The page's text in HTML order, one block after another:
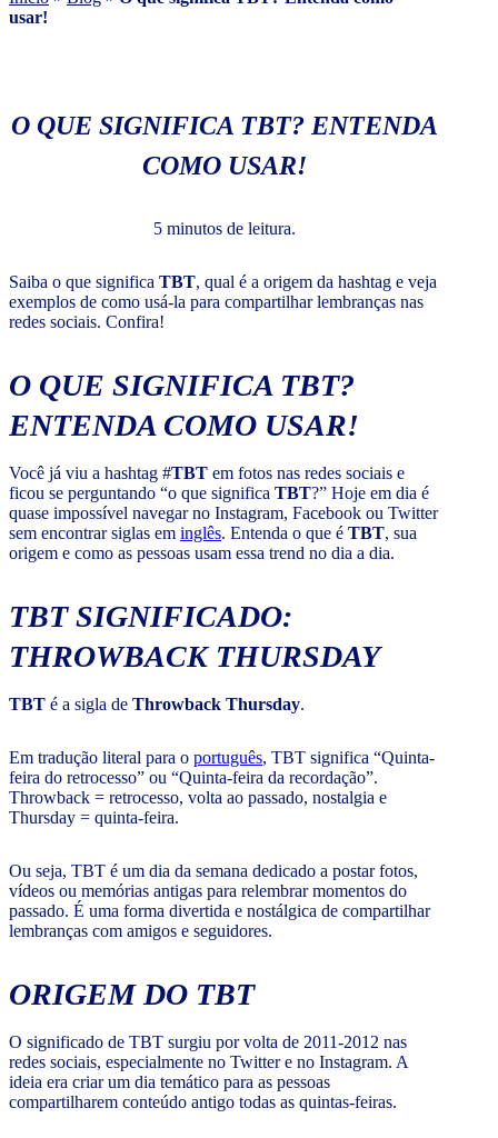
usar!
O QUE SIGNIFICA TBT? ENTENDA
COMO USAR!
5 minutos de leitura.
Saiba o que significa TBT, qual é a origem da hashtag e veja
exemplos de como usá-la para compartilhar lembranças nas
redes sociais. Confira!
O QUE SIGNIFICA TBT?
ENTENDA COMO USAR!
Você já viu a hashtag #TBT em fotos nas redes sociais e
ficou se perguntando “o que significa TBT?” Hoje em dia é
quase impossível navegar no Instagram, Facebook ou Twitter
sem encontrar siglas em inglês. Entenda o que é TBT, sua
origem e como as pessoas usam essa trend no dia a dia.
TBT SIGNIFICADO:
THROWBACK THURSDAY
TBT é a sigla de Throwback Thursday.
Em tradução literal para o português, TBT significa “Quinta-
feira do retrocesso” ou “Quinta-feira da recordação”.
Throwback = retrocesso, volta ao passado, nostalgia e
Thursday = quinta-feira.
Ou seja, TBT é um dia da semana dedicado a postar fotos,
vídeos ou memórias antigas para relembrar momentos do
passado. É uma forma divertida e nostálgica de compartilhar
lembranças com amigos e seguidores.
ORIGEM DO TBT
O significado de TBT surgiu por volta de 2011-2012 nas
redes sociais, especialmente no Twitter e no Instagram. A
ideia era criar um dia temático para as pessoas
compartilharem conteúdo antigo todas as quintas-feiras.